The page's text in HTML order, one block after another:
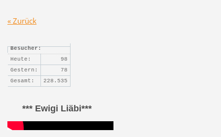
« Zurück
Besucher:
Heute:
98
Gestern:
78
Gesamt:
228.535
*** Ewigi Liäbi***